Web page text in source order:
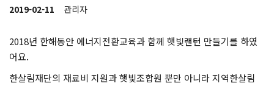
2019-02-11 관리자
2018년 한해동안 에너지전환교육과 함께 햇빛랜턴 만들기를 하였
어요.
한살림재단의 재료비 지원과 햇빛조합원 뿐만 아니라 지역한살림